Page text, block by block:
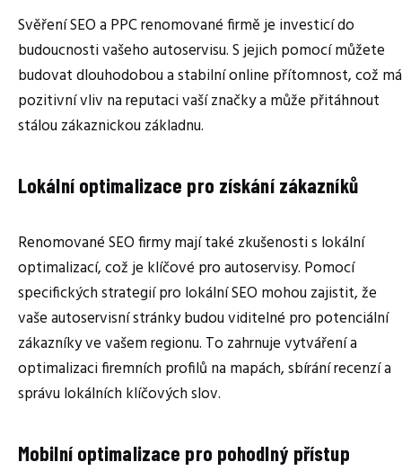
Svěření SEO a PPC renomované firmě je investicí do
budoucnosti vašeho autoservisu. S jejich pomocí můžete
budovat dlouhodobou a stabilní online přítomnost, což má
pozitivní vliv na reputaci vaší značky a může přitáhnout
stálou zákaznickou základnu.
Lokální optimalizace pro získání zákazníků
Renomované SEO firmy mají také zkušenosti s lokální
optimalizací, což je klíčové pro autoservisy. Pomocí
specifických strategií pro lokální SEO mohou zajistit, že
vaše autoservisní stránky budou viditelné pro potenciální
zákazníky ve vašem regionu. To zahrnuje vytváření a
optimalizaci firemních profilů na mapách, sbírání recenzí a
správu lokálních klíčových slov.
Mobilní optimalizace pro pohodlný přístup